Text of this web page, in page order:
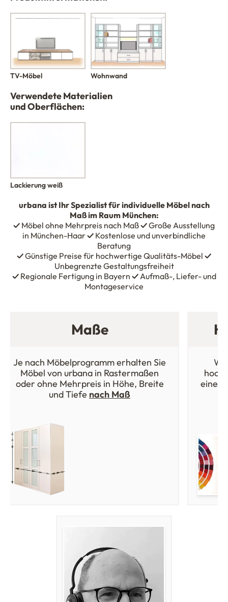
TV-Möbel Wohnwand
Verwendete Materialien
und Oberflächen:
Lackierung weiß
urbana ist Ihr Spezialist für individuelle Möbel nach
Maß im Raum München:
✓ Möbel ohne Mehrpreis nach Maß✓Große Ausstellung
in München-Haar✓ Kostenlose und unverbindliche
Beratung
✓Günstige Preise für hochwertige Qualitäts-Möbel ✓
Unbegrenzte Gestaltungsfreiheit
✓Regionale Fertigung in Bayern ✓Aufmaß-, Liefer- und
Montageservice
Maße
Je nach Möbelprogramm erhalten Sie
Möbel von urbana in Rastermaßen
oder ohne Mehrpreis in Höhe, Breite
und Tiefe nach Maß
einer